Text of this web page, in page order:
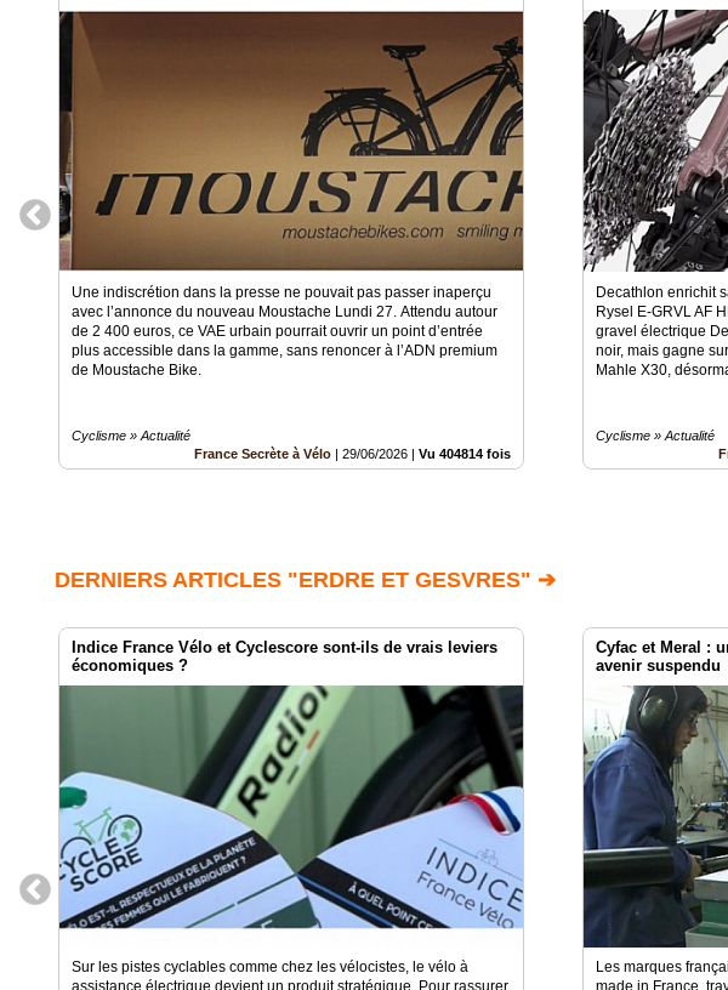
Une indiscrétion dans la presse ne pouvait pas passer inaperçu
avec l’annonce du nouveau Moustache Lundi 27. Attendu autour
de 2 400 euros, ce VAE urbain pourrait ouvrir un point d’entrée
plus accessible dans la gamme, sans renoncer à l’ADN premium
de Moustache Bike.
Cyclisme » Actualité
France Secrète à Vélo | 29/06/2026 | Vu 404814 fois
Decathlon enrichit
Rysel E-GRVL AF
gravel électrique
noir, mais gagne
Mahle X30,
Cyclisme » Actualité
DERNIERS ARTICLES "ERDRE ET GESVRES" ➔
Indice France Vélo et Cyclescore sont-ils de vrais leviers
économiques ?
Sur les pistes cyclables comme chez les vélocistes, le vélo à
Cyfac et Meral :
avenir suspendu
Les marques